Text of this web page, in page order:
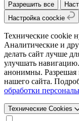
Разрешить все
Настройка coockie
Технические cookie
Аналитические и
делать сайт лучше
улучшать
анонимны. Разрешая
нашего сайта.
обработки
Технические Cookies